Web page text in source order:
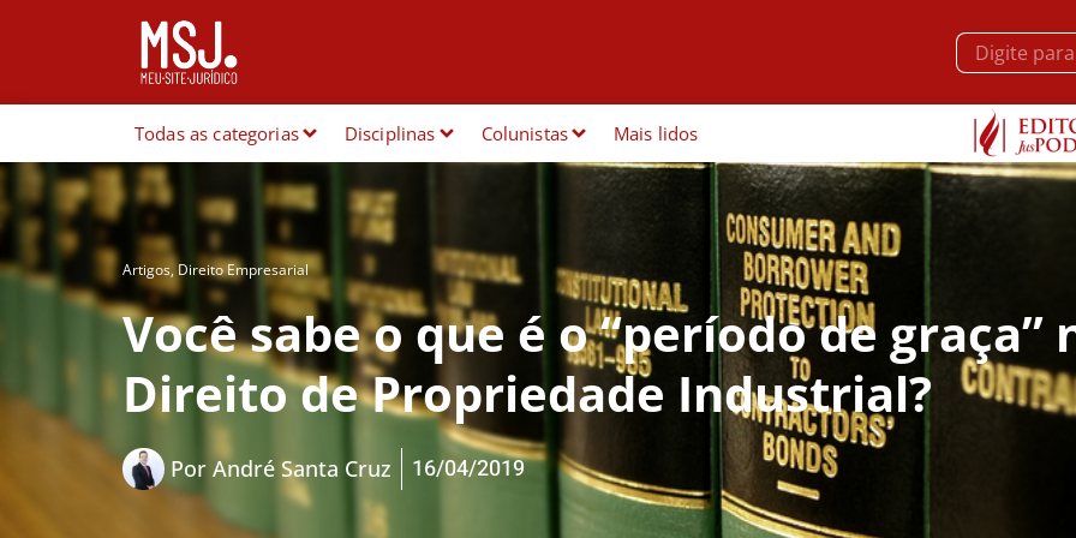
Todas as categorias Disciplinas Colunistas Mais lidos
Artigos, Direito Empresarial
Você sabe o que é o “período de graça”
Direito de Propriedade Industrial?
Por André Santa Cruz 16/04/2019